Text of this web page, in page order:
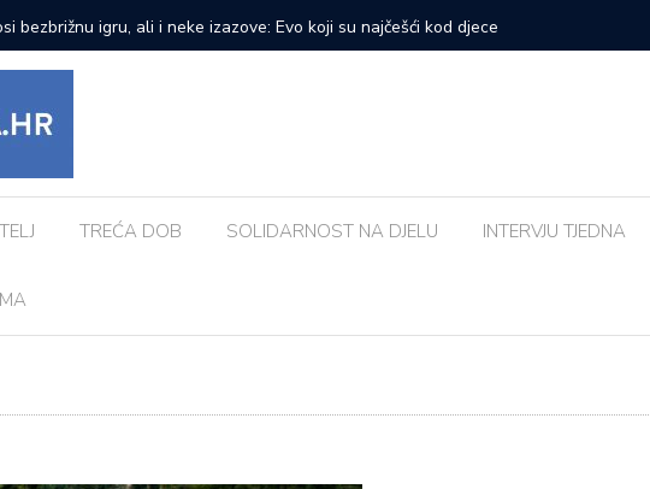
najavljuje prvi veliki samostalni koncert: ‘Bog me svih ovih godina
ovo’
TREĆA DOB SOLIDARNOST NA DJELU INTERVJU TJEDNA